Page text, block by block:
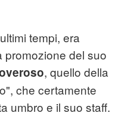
tempi, era
promozione del suo
, quello della
che certamente
umbro e il suo staff.